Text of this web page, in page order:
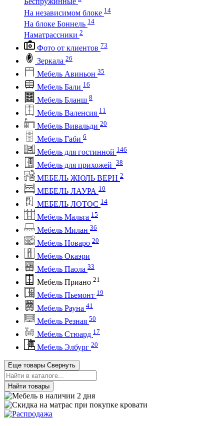
На независимом блоке 14
На блоке Боннель 14
Наматрассники 2
Фото от клиентов 73
Зеркала 26
Мебель Авиньон 35
Мебель Бали 16
Мебель Бланш 8
Мебель Валенсия 11
Мебель Вивальди 20
Мебель Габи 6
Мебель для гостинной 146
Мебель для прихожей 38
МЕБЕЛЬ ЖЮЛЬ ВЕРН 2
МЕБЕЛЬ ЛАУРА 10
МЕБЕЛЬ ЛОТОС 14
Мебель Мальта 15
Мебель Милан 36
Мебель Новаро 20
Мебель Окаэри
Мебель Паола 33
Мебель Приано 21
Мебель Пьемонт 19
Мебель Рауна 41
Мебель Резная 50
Мебель Стюард 17
Мебель Элбург 20
Еще товары Свернуть
Найти товары